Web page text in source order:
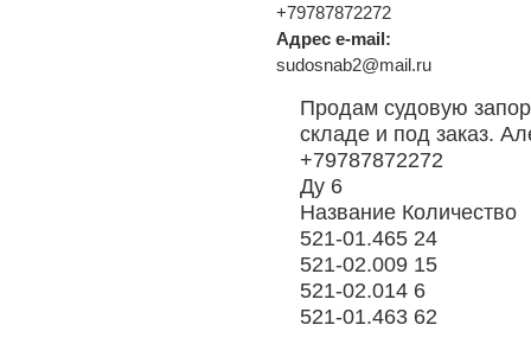
+79787872272
Адрес e-mail:
sudosnab2@mail.ru
Продам судовую
складе и под заказ.
+79787872272
Ду 6
Название Количество
521-01.465 24
521-02.009 15
521-02.014 6
521-01.463 62